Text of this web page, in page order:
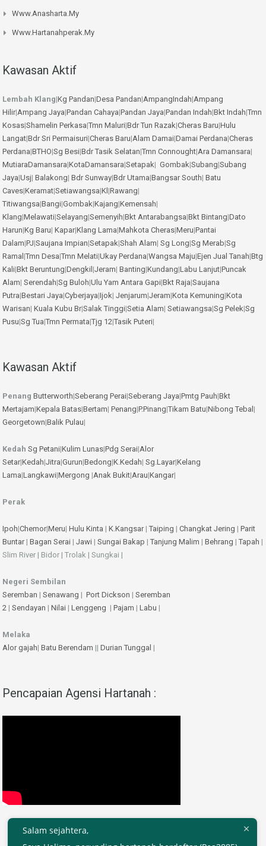
Www.anasharta.my
Www.hartanahperak.my
Kawasan Aktif
Lembah Klang|Kg Pandan|Desa Pandan|AmpangIndah|Ampang
Hilir|Ampang Jaya|Pandan Cahaya|Pandan Jaya|Pandan Indah|Bkt Indah|Tmn
Kosas|Shamelin Perkasa|Tmn Maluri|Bdr Tun Razak|Cheras Baru|Hulu
Langat|Bdr Sri Permaisuri|Cheras Baru|Alam Damai|Damai Perdana|Cheras
Perdana|BTHO|Sg Besi|Bdr Tasik Selatan|Tmn Connought|Ara Damansara|
MutiaraDamansara|KotaDamansara|Setapak| Gombak|Subang|Subang
Jaya|Usj| Balakong| Bdr Sunway|Bdr Utama|Bangsar South| Batu
Caves|Keramat|Setiawangsa|Kl |Rawang|
Titiwangsa|Bangi|Gombak|Kajang|Kemensah|
Klang|Melawati|Selayang|Semenyih|Bkt Antarabangsa|Bkt Bintang|Dato
Harun|Kg Baru| Kapar|Klang Lama|Mahkota Cheras|Meru|Pantai
Dalam|PJ|Saujana Impian|Setapak|Shah Alam| Sg Long|Sg Merab|Sg
Ramal |Tmn Desa|Tmn Melati|Ukay Perdana|Wangsa Maju|Ejen Jual Tanah|Btg
Kali|Bkt Beruntung|Dengkil |Jeram| Banting|Kundang|Labu Lanjut|Puncak
Alam| Serendah|Sg Buloh|Ulu Yam Antara Gapi|Bkt Raja|Saujana
Putra|Bestari Jaya|Cyberjaya|Ijok| Jenjarum|Jeram|Kota Kemuning|Kota
Warisan| Kuala Kubu Br|Salak Tinggi|Setia Alam| Setiawangsa|Sg Pelek|Sg
Pusu|Sg Tua|Tmn Permata|Tjg 12|Tasik Puteri|
Kawasan Aktif
Penang Butterworth|Seberang Perai|Seberang Jaya|Pmtg Pauh|Bkt
Mertajam|Kepala Batas|Bertam| Penang|P.Pinang|Tikam Batu|Nibong Tebal |
Georgetown|Balik Pulau|
Kedah Sg Petani|Kulim Lunas|Pdg Serai|Alor
Setar|Kedah|Jitra|Gurun|Bedong|K.Kedah| Sg.Layar|Kelang
Lama|Langkawi|Mergong |Anak Bukit|Arau|Kangar|
Perak
Ipoh|Chemor|Meru| Hulu Kinta | K.Kangsar| Taiping | Changkat Jering | Parit
Buntar| Bagan Serai | Jawi | Sungai Bakap | Tanjung Malim | Behrang | Tapah |
Slim River | Bidor | Trolak | Sungkai |
Negeri Sembilan
Seremban | Senawang | Port Dickson | Seremban
2 | Sendayan | Nilai | Lenggeng | Pajam | Labu |
Melaka
Alor gajah| Batu Berendam || Durian Tunggal |
Pencapaian Agensi Hartanah :
Salam sejahtera,